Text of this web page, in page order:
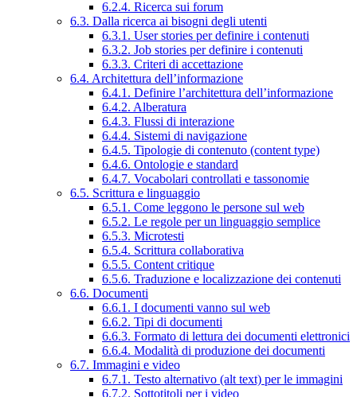
6.2.4. Ricerca sui forum
6.3. Dalla ricerca ai bisogni degli utenti
6.3.1. User stories per definire i contenuti
6.3.2. Job stories per definire i contenuti
6.3.3. Criteri di accettazione
6.4. Architettura dell’informazione
6.4.1. Definire l’architettura dell’informazione
6.4.2. Alberatura
6.4.3. Flussi di interazione
6.4.4. Sistemi di navigazione
6.4.5. Tipologie di contenuto (content type)
6.4.6. Ontologie e standard
6.4.7. Vocabolari controllati e tassonomie
6.5. Scrittura e linguaggio
6.5.1. Come leggono le persone sul web
6.5.2. Le regole per un linguaggio semplice
6.5.3. Microtesti
6.5.4. Scrittura collaborativa
6.5.5. Content critique
6.5.6. Traduzione e localizzazione dei contenuti
6.6. Documenti
6.6.1. I documenti vanno sul web
6.6.2. Tipi di documenti
6.6.3. Formato di lettura dei documenti elettronici
6.6.4. Modalità di produzione dei documenti
6.7. Immagini e video
6.7.1. Testo alternativo (alt text) per le immagini
6.7.2. Sottotitoli per i video